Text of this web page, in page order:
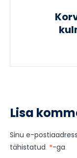
Lisa
Sinu e-
tähistatud *-ga